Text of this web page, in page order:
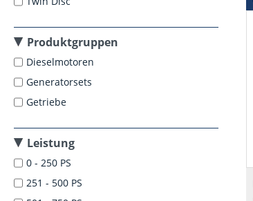
Produktgruppen
Dieselmotoren
Generatorsets
Getriebe
Leistung
0 - 250 PS
251 - 500 PS